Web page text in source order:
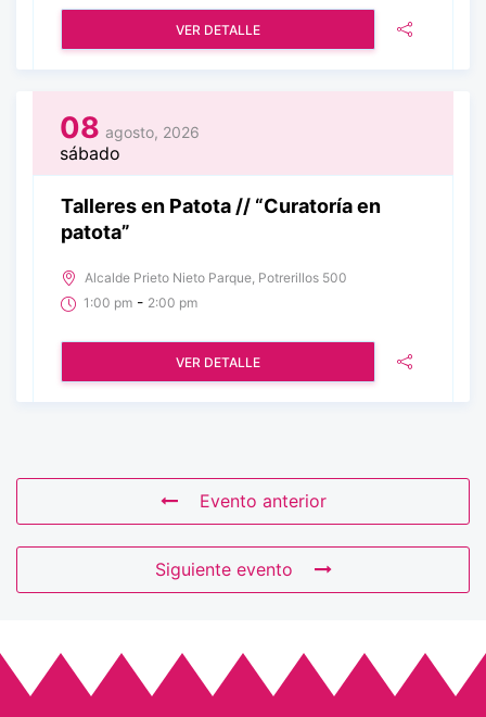
VER DETALLE
08 agosto, 2026
sábado
Talleres en Patota // “Curatoría en
patota”
Alcalde Prieto Nieto Parque, Potrerillos 500
1:00 pm - 2:00 pm
VER DETALLE
Evento anterior
Siguiente evento